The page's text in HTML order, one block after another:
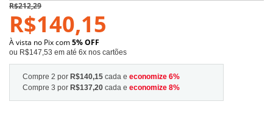
R$212,29
R$140,15
À vista no Pix com5% OFF
ou R$147,53 em até 6x nos cartões
Compre 2 por R$140,15 cada e economize 6%
Compre 3 por R$137,20 cada e economize 8%